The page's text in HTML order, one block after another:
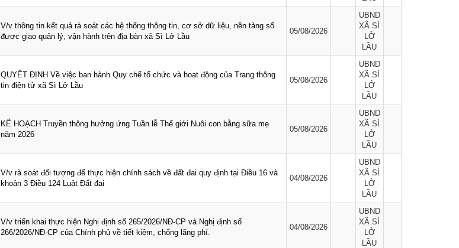
V/v thông tin kết quả rà soát các hệ thống thông tin, cơ sở dữ liệu, nền tảng số
được giao quản lý, vận hành trên địa bàn xã Sì Lở Lầu
05/08/2026
UBND
XÃ SÌ
LỞ
LẦU
QUYẾT ĐỊNH Về việc ban hành Quy chế tổ chức và hoạt động của Trang thông
tin điện tử xã Sì Lở Lầu
05/08/2026
UBND
XÃ SÌ
LỞ
LẦU
KẾ HOẠCH Truyền thông hưởng ứng Tuần lễ Thế giới Nuôi con bằng sữa mẹ
năm 2026
05/08/2026
UBND
XÃ SÌ
LỞ
LẦU
V/v rà soát đối tượng để thực hiện chính sách về đất đai quy định tại Điều 16 và
khoản 3 Điều 124 Luật Đất đai
04/08/2026
UBND
XÃ SÌ
LỞ
LẦU
V/v triển khai thực hiện Nghị định số 265/2026/NĐ-CP và Nghị định số
266/2026/NĐ-CP của Chính phủ về tiết kiệm, chống lãng phí.
04/08/2026
UBND
XÃ SÌ
LỞ
LẦU